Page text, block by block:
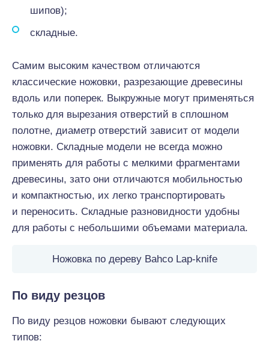
шипов);
складные.
Самим высоким качеством отличаются
классические ножовки, разрезающие древесины
вдоль или поперек. Выкружные могут применяться
только для вырезания отверстий в сплошном
полотне, диаметр отверстий зависит от модели
ножовки. Складные модели не всегда можно
применять для работы с мелкими фрагментами
древесины, зато они отличаются мобильностью
и компактностью, их легко транспортировать
и переносить. Складные разновидности удобны
для работы с небольшими объемами материала.
Ножовка по дереву Bahco Lap-knife
По виду резцов
По виду резцов ножовки бывают следующих
типов: